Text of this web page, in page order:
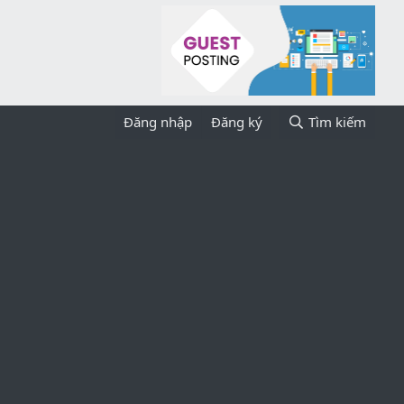
Đăng nhập Đăng ký Tìm kiếm